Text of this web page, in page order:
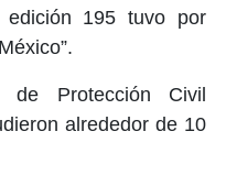
195 tuvo por
Protección Civil
alrededor de 10